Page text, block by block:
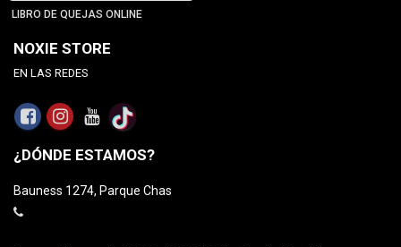
LIBRO DE QUEJAS ONLINE
NOXIE STORE
EN LAS REDES
¿DÓNDE ESTAMOS?
Bauness 1274, Parque Chas